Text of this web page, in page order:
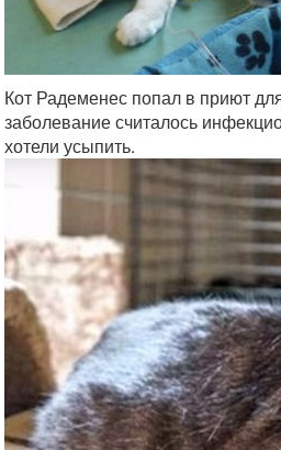
Кот Радеменес попал в приют
заболевание считалось
хотели усыпить.